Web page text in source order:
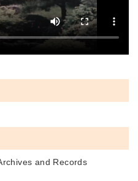
and Records